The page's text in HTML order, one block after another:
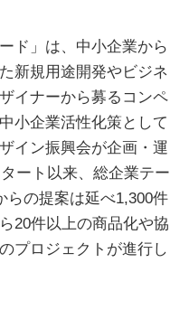
ド」は、中小企業から
新規用途開発やビジネ
イナーから募るコンペ
小企業活性化策として
イン振興会が企画・運
ート以来、総企業テー
らの提案は延べ1,300件
20件以上の商品化や協
プロジェクトが進行し